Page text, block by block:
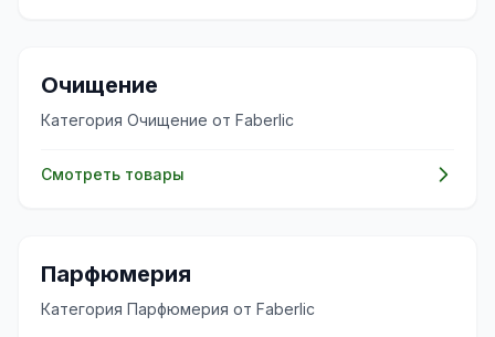
✨
Очищение
Категория Очищение от Faberlic
Смотреть товары
🌸
Парфюмерия
Категория Парфюмерия от Faberlic